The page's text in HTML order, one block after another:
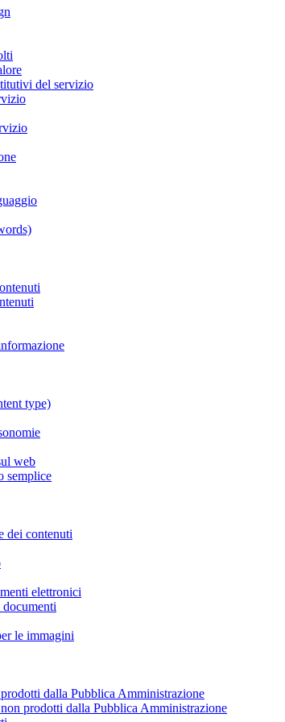
del servizio
type)
web
semplice
dei contenuti
elettronici
le immagini
dalla Pubblica Amministrazione
prodotti dalla Pubblica Amministrazione